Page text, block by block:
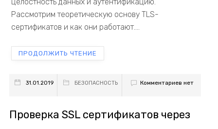
Рассмотрим теоретическую основу TLS-
сертификатов и как они работают....
ПРОДОЛЖИТЬ ЧТЕНИЕ
31.01.2019 БЕЗОПАСНОСТЬ Комментариев нет
Проверка SSL сертификатов через